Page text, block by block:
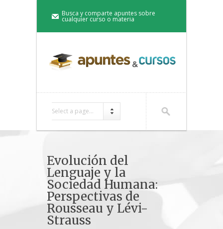
Busca y comparte apuntes sobre
cualquier curso o materia
Select a page...
Evolución del
Lenguaje y la
Sociedad Humana:
Perspectivas de
Rousseau y Lévi-
Strauss